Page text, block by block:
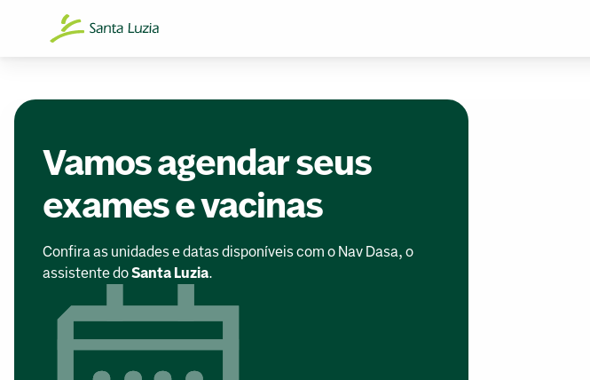
Vamos agendar seus
exames e vacinas
Confira as unidades e datas disponíveis com o Nav Dasa, o
assistente doSanta Luzia.